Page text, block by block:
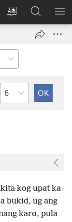
Ilisi
pinulongan
sa
site
Log
ug
window)
Pangitaa
sa
JW.ORG
Kapitulo
kog upat ka
bukid, ug ang
karo, pula